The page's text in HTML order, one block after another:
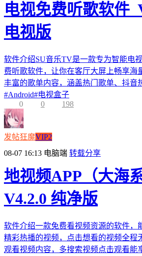
电视免费听歌软件
电视版
软件介绍SU音乐TV是一款专为智能电
费听歌软件，让你在客厅大屏上畅享海
丰富的歌单内容，涵盖热门歌单、抖音
#Android#电视盒子
0
0 198
发帖狂魔VIP2
08-07 16:13 电脑端 转载分享
地视频APP（大海系
V4.2.0 纯净版
软件介绍一款免费看视频资源的软件，
精彩热播的视频，点击想看的视频全程
观看视频内容，多搜索视频点击观看能